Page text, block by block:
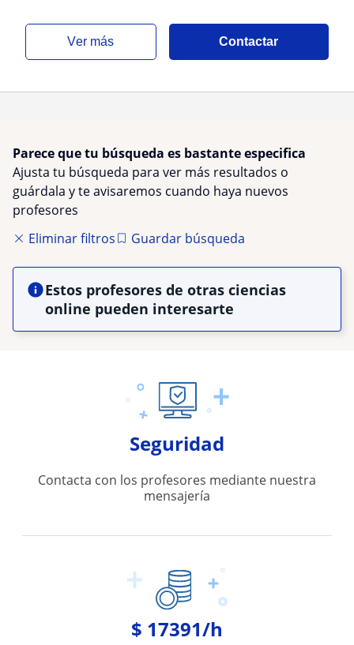
ver más Contactar
Parece que tu búsqueda es bastante especifica
Ajusta tu búsqueda para ver más resultados o
guárdala y te avisaremos cuando haya nuevos
profesores
Eliminar filtros
Guardar búsqueda
Estos profesores de otras ciencias
online pueden interesarte
Seguridad
Contacta con los profesores mediante nuestra
mensajería
$ 17391/h